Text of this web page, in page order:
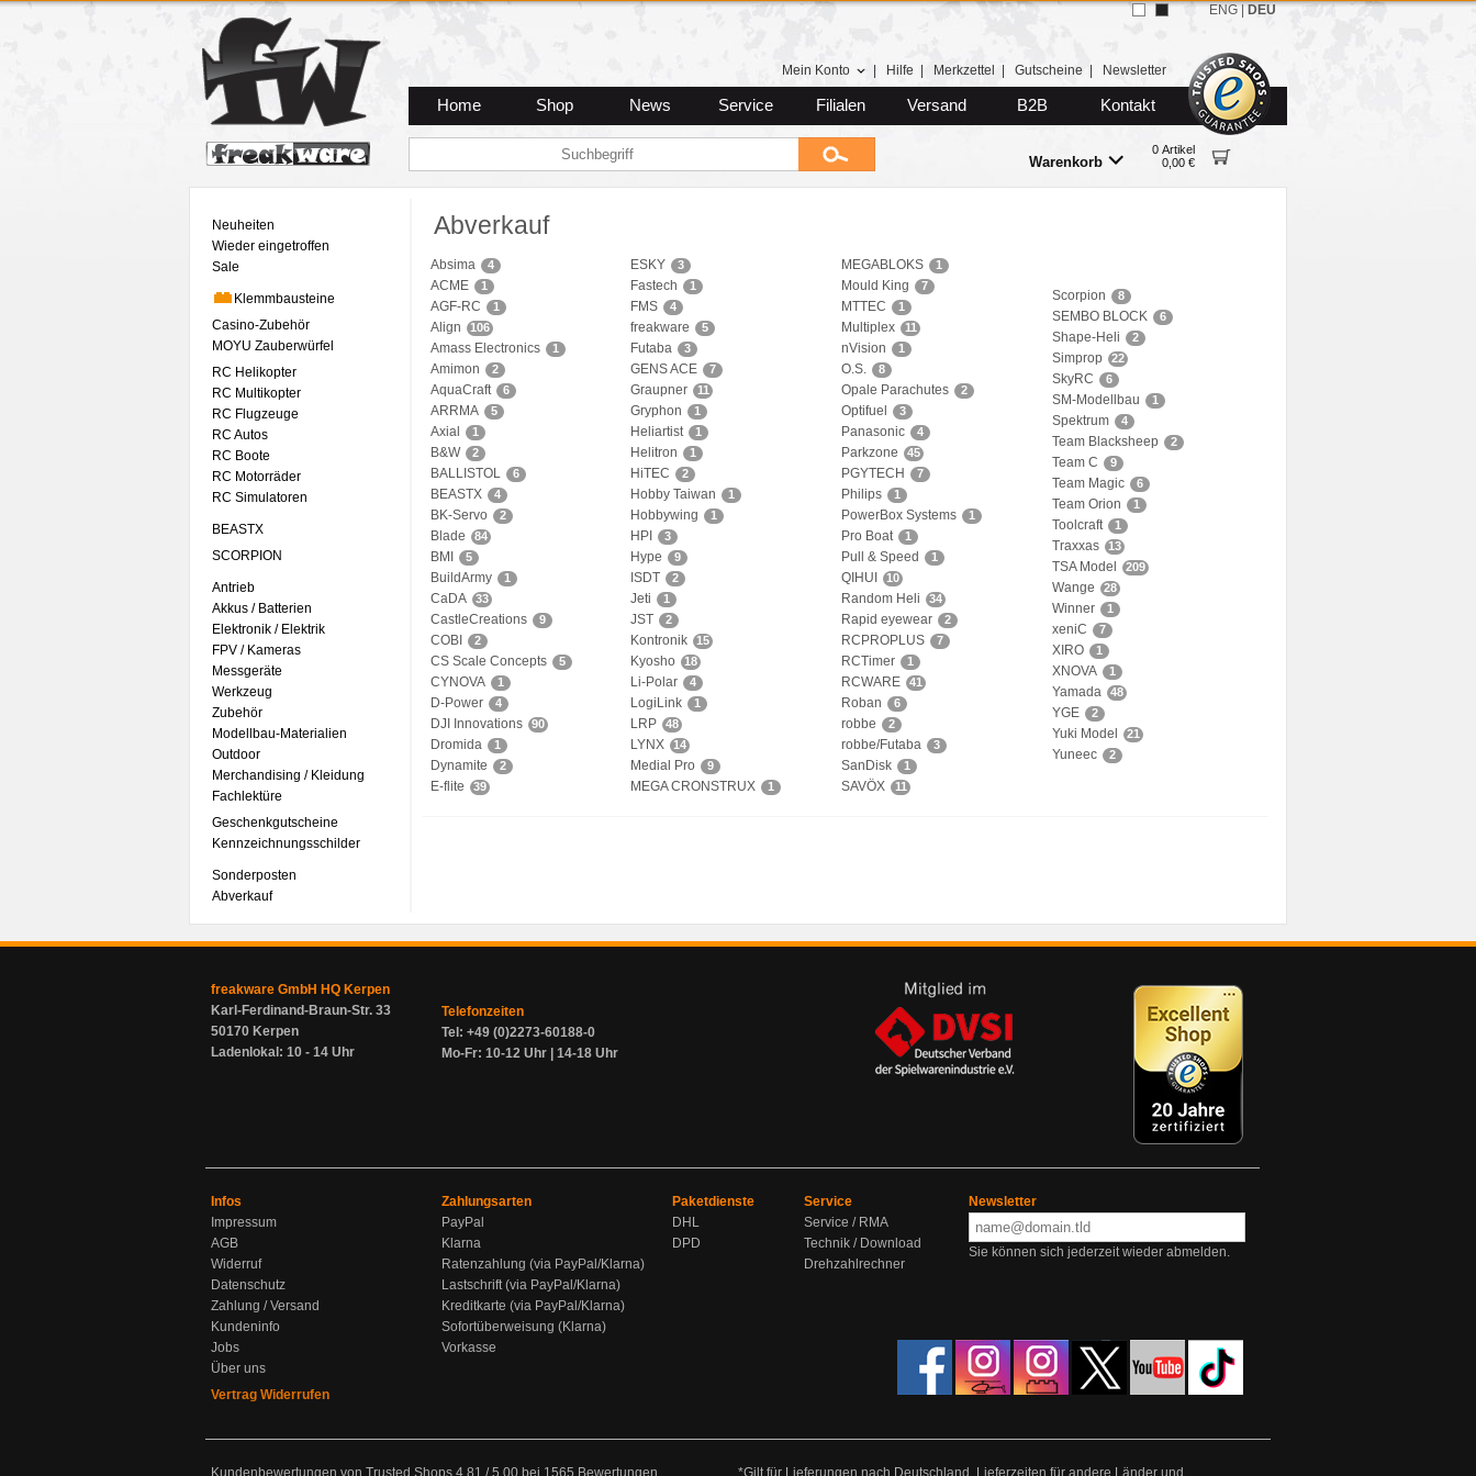
Zum Hauptmenue
Zum Seiteninhalt
Zum Warenkob
Mein Konto Hilfe Merkzettel Gutscheine Newsletter
Home Shop News Service Filialen Versand B2B Kontakt
Warenkorb
0 Artikel
0,00 €
ENG DEU
Neuheiten
Wieder eingetroffen
Sale
Klemmbausteine
Casino-Zubehör
MOYU Zauberwürfel
RC Helikopter
RC Multikopter
RC Flugzeuge
RC Autos
RC Boote
RC Motorräder
RC Simulatoren
BEASTX
SCORPION
Antrieb
Akkus / Batterien
Elektronik / Elektrik
FPV / Kameras
Messgeräte
Werkzeug
Zubehör
Modellbau-Materialien
Outdoor
Merchandising / Kleidung
Fachlektüre
Geschenkgutscheine
Kennzeichnungsschilder
Sonderposten
Abverkauf
Abverkauf
Absima 4
ACME 1
AGF-RC 1
Align 106
Amass Electronics 1
Amimon 2
AquaCraft 6
ARRMA 5
Axial 1
B&W 2
BALLISTOL 6
BEASTX 4
BK-Servo 2
Blade 84
BMI 5
BuildArmy 1
CaDA 33
CastleCreations 9
COBI 2
CS Scale Concepts 5
CYNOVA 1
D-Power 4
DJI Innovations 90
Dromida 1
Dynamite 2
E-flite 39
ESKY 3
Fastech 1
FMS 4
freakware 5
Futaba 3
GENS ACE 7
Graupner 11
Gryphon 1
Heliartist 1
Helitron 1
HiTEC 2
Hobby Taiwan 1
Hobbywing 1
HPI 3
Hype 9
ISDT 2
Jeti 1
JST 2
Kontronik 15
Kyosho 18
Li-Polar 4
LogiLink 1
LRP 48
LYNX 14
Medial Pro 9
MEGA CRONSTRUX 1
MEGABLOKS 1
Mould King 7
MTTEC 1
Multiplex 11
nVision 1
O.S. 8
Opale Parachutes 2
Optifuel 3
Panasonic 4
Parkzone 45
PGYTECH 7
Philips 1
PowerBox Systems 1
Pro Boat 1
Pull & Speed 1
QIHUI 10
Random Heli 34
Rapid eyewear 2
RCPROPLUS 7
RCTimer 1
RCWARE 41
Roban 6
robbe 2
robbe/Futaba 3
SanDisk 1
SAVÖX 11
Scorpion 8
SEMBO BLOCK 6
Shape-Heli 2
Simprop 22
SkyRC 6
SM-Modellbau 1
Spektrum 4
Team Blacksheep 2
Team C 9
Team Magic 6
Team Orion 1
Toolcraft 1
Traxxas 13
TSA Model 209
Wange 28
Winner 1
xeniC 7
XIRO 1
XNOVA 1
Yamada 48
YGE 2
Yuki Model 21
Yuneec 2
freakware GmbH HQ Kerpen
Karl-Ferdinand-Braun-Str. 33
50170 Kerpen
Ladenlokal: 10 - 14 Uhr
Telefonzeiten
Tel: +49 (0)2273-60188-0
Mo-Fr: 10-12 Uhr | 14-18 Uhr
Infos
Impressum
AGB
Widerruf
Datenschutz
Zahlung / Versand
Kundeninfo
Jobs
Über uns
Vertrag Widerrufen
Zahlungsarten
PayPal
Klarna
Ratenzahlung (via PayPal/Klarna)
Lastschrift (via PayPal/Klarna)
Kreditkarte (via PayPal/Klarna)
Sofortüberweisung (Klarna)
Vorkasse
Paketdienste
DHL
DPD
Service
Service / RMA
Technik / Download
Drehzahlrechner
Newsletter
Sie können sich jederzeit wieder abmelden.
Kundenbewertungen von Trusted Shops 4.81 /5.00 bei 1565 Bewertungen *Gilt für Lieferungen nach Deutschland. Lieferzeiten für andere Länder und